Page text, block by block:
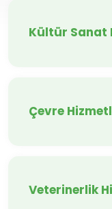
Kültür Sanat
Çevre
Veterinerlik